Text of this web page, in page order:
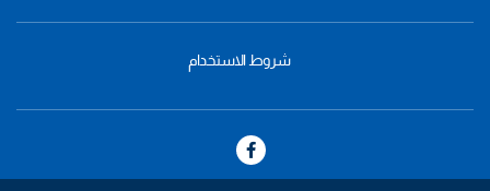
footer
شروط الاستخدام